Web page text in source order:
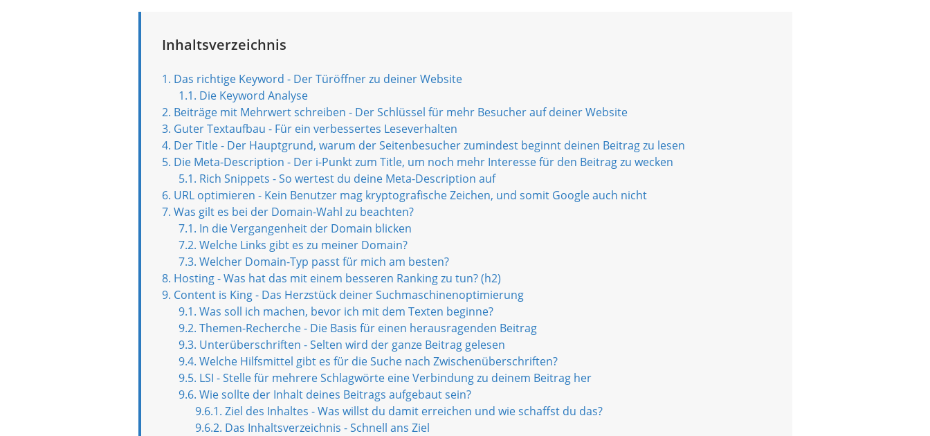
Inhaltsverzeichnis
Das richtige Keyword - Der Türöffner zu deiner Website
Die Keyword Analyse
Beiträge mit Mehrwert schreiben - Der Schlüssel für mehr Besucher auf deiner Website
Guter Textaufbau - Für ein verbessertes Leseverhalten
Der Title - Der Hauptgrund, warum der Seitenbesucher zumindest beginnt deinen Beitrag zu lesen
Die Meta-Description - Der i-Punkt zum Title, um noch mehr Interesse für den Beitrag zu wecken
Rich Snippets - So wertest du deine Meta-Description auf
URL optimieren - Kein Benutzer mag kryptografische Zeichen, und somit Google auch nicht
Was gilt es bei der Domain-Wahl zu beachten?
In die Vergangenheit der Domain blicken
Welche Links gibt es zu meiner Domain?
Welcher Domain-Typ passt für mich am besten?
Hosting - Was hat das mit einem besseren Ranking zu tun? (h2)
Content is King - Das Herzstück deiner Suchmaschinenoptimierung
Was soll ich machen, bevor ich mit dem Texten beginne?
Themen-Recherche - Die Basis für einen herausragenden Beitrag
Unterüberschriften - Selten wird der ganze Beitrag gelesen
Welche Hilfsmittel gibt es für die Suche nach Zwischenüberschriften?
LSI - Stelle für mehrere Schlagwörte eine Verbindung zu deinem Beitrag her
Wie sollte der Inhalt deines Beitrags aufgebaut sein?
Ziel des Inhaltes - Was willst du damit erreichen und wie schaffst du das?
Das Inhaltsverzeichnis - Schnell ans Ziel